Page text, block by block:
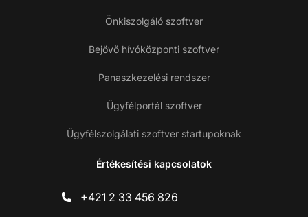
Önkiszolgáló szoftver
Bejövő hívóközponti szoftver
Panaszkezelési rendszer
Ügyfélportál szoftver
Ügyfélszolgálati szoftver startupoknak
Értékesítési kapcsolatok
+421 2 33 456 826